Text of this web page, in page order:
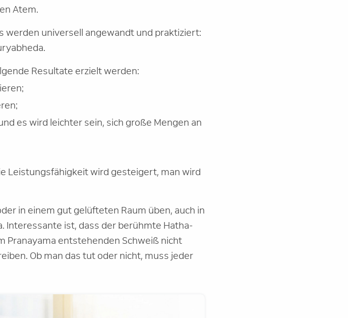
Atem.
werden universell angewandt und praktiziert:
Resultate erzielt werden:
es wird leichter sein, sich große Mengen an
Leistungsfähigkeit wird gesteigert, man wird
in einem gut gelüfteten Raum üben, auch in
Interessante ist, dass der berühmte Hatha-
Pranayama entstehenden Schweiß nicht
Ob man das tut oder nicht, muss jeder